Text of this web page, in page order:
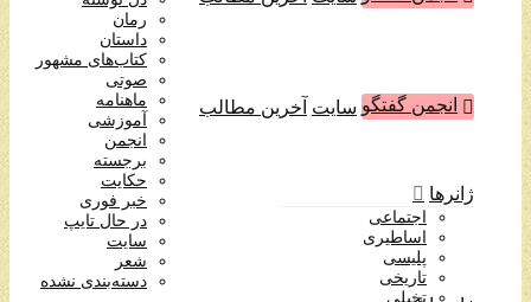
آموزشی
انجمن
برجسته
حکایت
خبر فوری
در حال تایپ
سایت
شعر
دسته‌بندی نشده
ژانرها
اجتماعی
اساطیری
پلیسی
تاریخی
تخیلی
انجمن گفتگو سایت آخرین مطالب
رمان
داستان
کتاب‌های مشهور
صوتی
ماهنامه
آموزشی
انجمن
برجسته
حکایت
خبر فوری
در حال تایپ
سایت
شعر
دسته‌بندی نشده